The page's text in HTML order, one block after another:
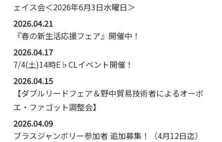
ェイス会＜2026年6月3日水曜日＞
2026.04.21
『春の新生活応援フェア』開催中！
2026.04.17
7/4(土)14時E♭CLイベント開催！
2026.04.15
【ダブルリードフェア＆野中貿易技術者によるオーボ
エ・ファゴット調整会】
2026.04.09
ブラスジャンボリー参加者 追加募集！（4月12日迄）